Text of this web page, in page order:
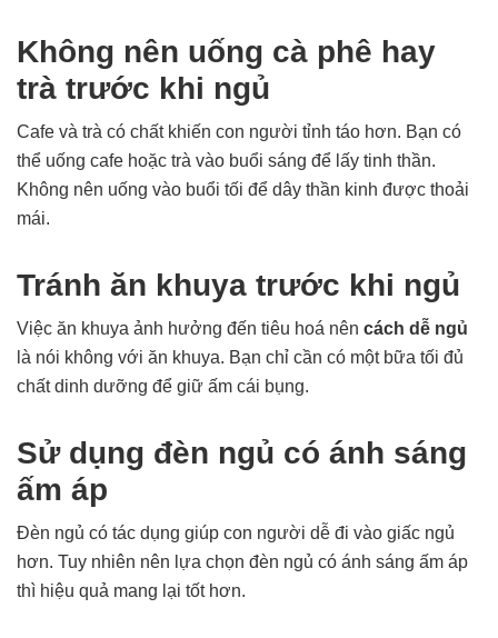
Không nên uống cà phê hay
trà trước khi ngủ
Cafe và trà có chất khiến con người tỉnh táo hơn. Bạn có
thể uống cafe hoặc trà vào buổi sáng để lấy tinh thần.
Không nên uống vào buổi tối để dây thần kinh được thoải
mái.
Tránh ăn khuya trước khi ngủ
Việc ăn khuya ảnh hưởng đến tiêu hoá nên cách dễ ngủ
là nói không với ăn khuya. Bạn chỉ cần có một bữa tối đủ
chất dinh dưỡng để giữ ấm cái bụng.
Sử dụng đèn ngủ có ánh sáng
ấm áp
Đèn ngủ có tác dụng giúp con người dễ đi vào giấc ngủ
hơn. Tuy nhiên nên lựa chọn đèn ngủ có ánh sáng ấm áp
thì hiệu quả mang lại tốt hơn.